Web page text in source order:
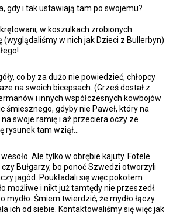
gdy i tak ustawiają tam po swojemu?
w koszulkach zrobionych
(wyglądaliśmy w nich jak Dzieci z Bullerbyn)
co by za dużo nie powiedzieć, chłopcy
na swoich bicepsach. (Grześ dostał z
i innych współczesnych kowbojów
śmiesznego, gdyby nie Paweł, który na
swoje ramię i aż przeciera oczy ze
tam wziął...
Ale tylko w obrębie kajuty. Fotele
Bułgarzy, bo ponoć Szwedzi otworzyli
jagód. Poukładali się więc pokotem
możliwe i nikt już tamtędy nie przeszedł.
mydło. Śmiem twierdzić, że mydło łączy
ich od siebie. Kontaktowaliśmy się więc jak